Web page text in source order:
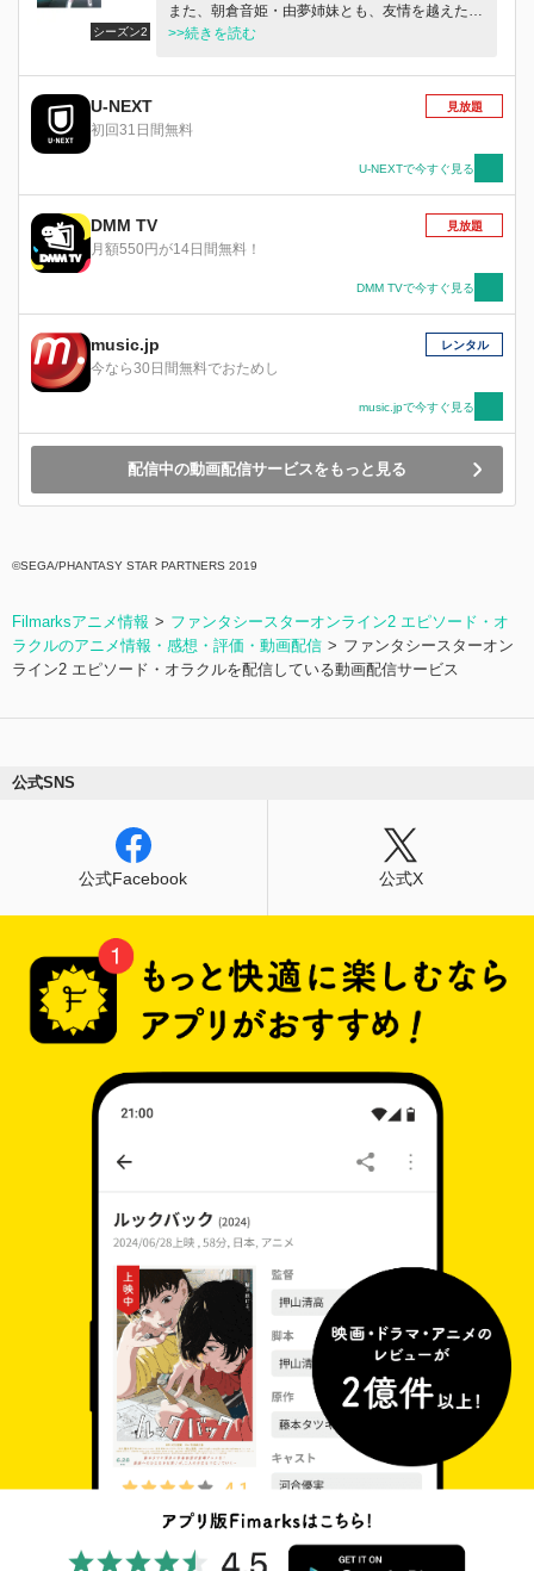
シーズン2
また、朝倉音姫・由夢姉妹とも、友情を越えた感
情を共有するようになる。そんな中、初音島では
忍び寄る。
>>続きを読む
U-NEXT
初回31日間無料
見放題
U-NEXTで今すぐ見る
DMM TV
月額550円が14日間無料！
見放題
DMM TVで今すぐ見る
music.jp
今なら30日間無料でおためし
レンタル
music.jpで今すぐ見る
配信中の動画配信サービスをもっと見る
©SEGA/PHANTASY STAR PARTNERS 2019
Filmarksアニメ情報
ファンタシースターオンライン2 エピソード・オ
ラクルのアニメ情報・感想・評価・動画配信
ファンタシースターオン
ライン2 エピソード・オラクルを配信している動画配信サービス
公式SNS
公式Facebook 公式X